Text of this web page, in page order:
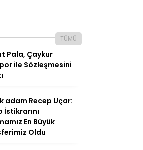
TÜMÜ
Pala, Çaykur
ile Sözleşmesini
adam Recep Uçar:
İstikrarını
En Büyük
Oldu